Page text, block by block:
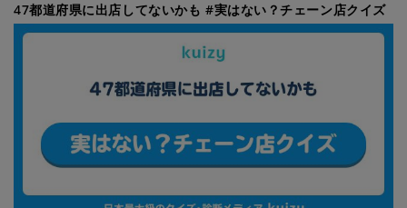
47都道府県に出店してないかも #実はない？チェーン店クイズ